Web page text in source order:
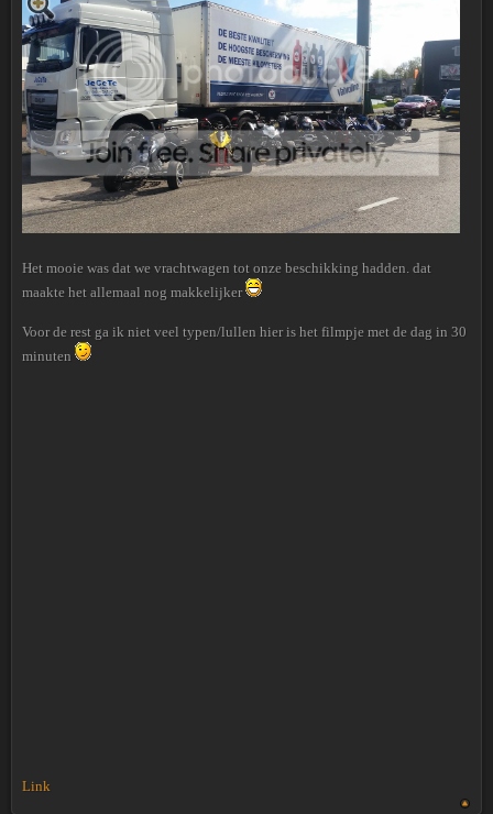
Het mooie was dat we vrachtwagen tot onze beschikking hadden. dat
maakte het allemaal nog makkelijker
Voor de rest ga ik niet veel typen/lullen hier is het filmpje met de dag in 30
minuten
Link